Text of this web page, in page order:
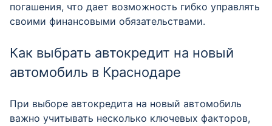
погашения, что дает возможность гибко управлять
своими финансовыми обязательствами.
Как выбрать автокредит на новый
автомобиль в Краснодаре
При выборе автокредита на новый автомобиль
важно учитывать несколько ключевых факторов,